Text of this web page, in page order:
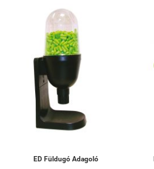
ED Füldugó Adagoló